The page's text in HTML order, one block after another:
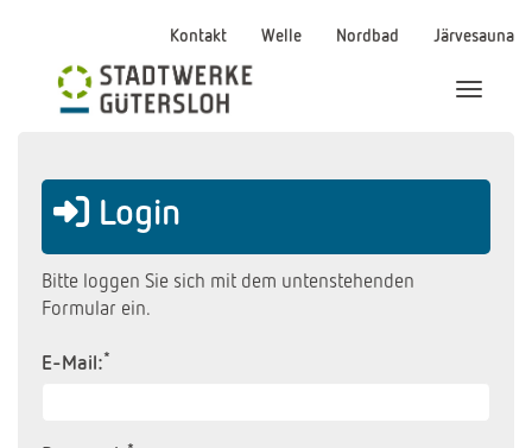
Kontakt Welle Nordbad Järvesauna
Menü
Login
Bitte loggen Sie sich mit dem untenstehenden
Formular ein.
E-Mail:*